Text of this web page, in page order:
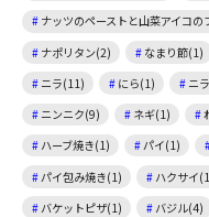
ナッツのペーストと山菜アイコ
ナポリタン(2)
なまり節(1)
ニラ(11)
にら(1) ニ
ニンニク(9)
ネギ(1)
ハーブ焼き(1)
パイ(1)
パイ包み焼き(1)
ハクサイ
バケットピザ(1)
バジル(4)